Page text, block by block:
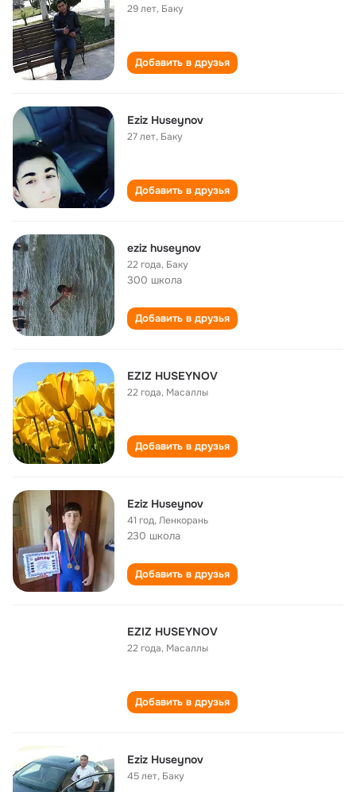
29 лет, Баку
Добавить в друзья
Eziz Huseynov
27 лет, Баку
Добавить в друзья
eziz huseynov
22 года, Баку
300 школа
Добавить в друзья
EZIZ HUSEYNOV
22 года, Масаллы
Добавить в друзья
Eziz Huseynov
41 год,Ленкорань
230 школа
Добавить в друзья
EZIZ HUSEYNOV
22 года, Масаллы
Добавить в друзья
Eziz Huseynov
45 лет, Баку